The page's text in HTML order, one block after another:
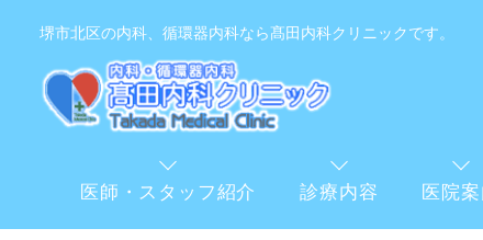
堺市北区の内科、循環器内科なら髙田内科クリニックです。
医師・スタッフ紹介 診療内容 医院